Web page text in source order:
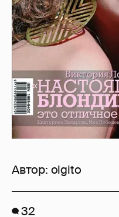
Автор: olgito
32